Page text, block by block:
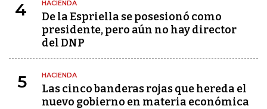
4 HACIENDA
De la Espriella se posesionó como
presidente, pero aún no hay director
del DNP
5 HACIENDA
Las cinco banderas rojas que hereda el
nuevo gobierno en materia económica